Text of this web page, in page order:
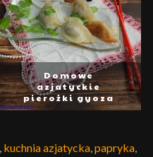
Domowe
azjatyckie
pierożki gyoza
kuchnia azjatycka papryka